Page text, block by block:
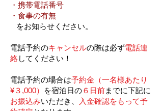
・携帯電話番号
・食事の有無
をお知らせください。
​電話予約のキャンセルの際は必ず電話連
絡してください！
電話予約の場合は予約金（一名様あたり
¥３,000）
を宿泊日の６日前までに下記に
お振込みいただき、
入金確認をもって予